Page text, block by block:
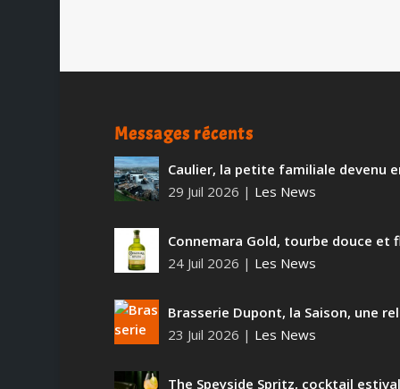
Messages récents
Caulier, la petite familiale devenu
29 Juil 2026 | Les News
Connemara Gold, tourbe douce et
24 Juil 2026 | Les News
Brasserie Dupont, la Saison, une
23 Juil 2026 | Les News
The Speyside Spritz, cocktail